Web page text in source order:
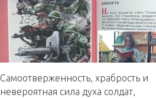
Самоотверженность, храбрость и
невероятная сила духа солдат,